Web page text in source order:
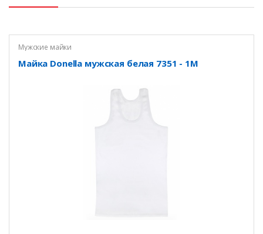
Мужские майки
Майка Donella мужская белая 7351 - 1M